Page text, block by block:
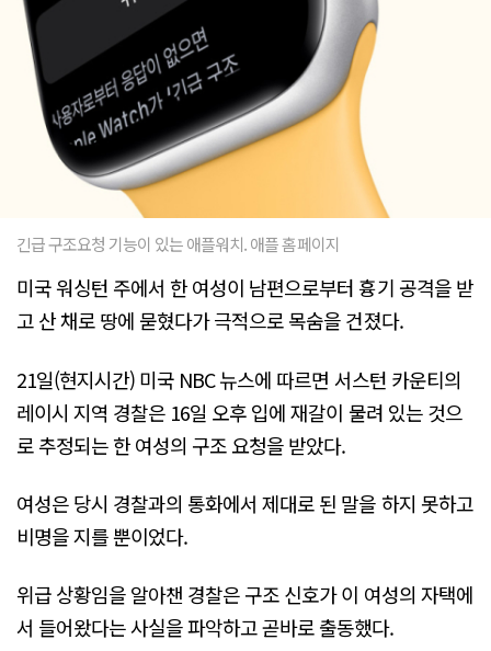
긴급 구조요청 기능이 있는 애플워치. 애플 홈페이지
미국 워싱턴 주에서 한 여성이 남편으로부터 흉기 공격을 받
고 산 채로 땅에 묻혔다가 극적으로 목숨을 건졌다.
21일(현지시간) 미국 NBC 뉴스에 따르면 서스턴 카운티의
레이시 지역 경찰은 16일 오후 입에 재갈이 물려 있는 것으
로 추정되는 한 여성의 구조 요청을 받았다.
여성은 당시 경찰과의 통화에서 제대로 된 말을 하지 못하고
비명을 지를 뿐이었다.
위급 상황임을 알아챈 경찰은 구조 신호가 이 여성의 자택에
서 들어왔다는 사실을 파악하고 곧바로 출동했다.